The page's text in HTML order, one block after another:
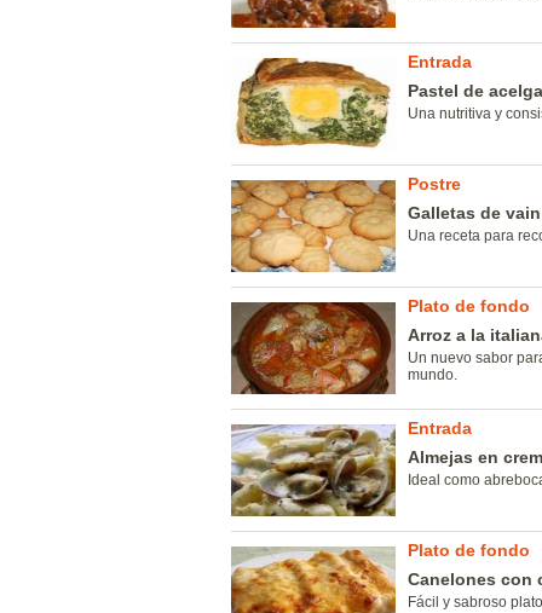
Entrada
Pastel de
Una nutritiva y
Postre
Galletas de
Una receta para
Plato de fondo
Arroz a la
Un nuevo sabor
mundo.
Entrada
Almejas en
Ideal como
Plato de fondo
Canelones con
Fácil y sabroso